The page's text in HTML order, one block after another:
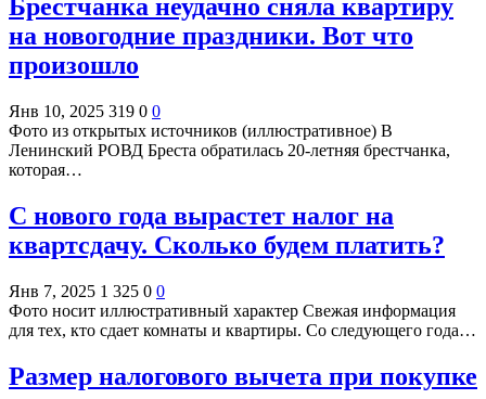
Брестчанка неудачно сняла квартиру
на новогодние праздники. Вот что
произошло
Янв 10, 2025 319 0 0
Фото из открытых источников (иллюстративное) В
Ленинский РОВД Бреста обратилась 20-летняя брестчанка,
которая…
С нового года вырастет налог на
квартсдачу. Сколько будем платить?
Янв 7, 2025 1 325 0 0
Фото носит иллюстративный характер Свежая информация
для тех, кто сдает комнаты и квартиры. Со следующего года…
Размер налогового вычета при покупке